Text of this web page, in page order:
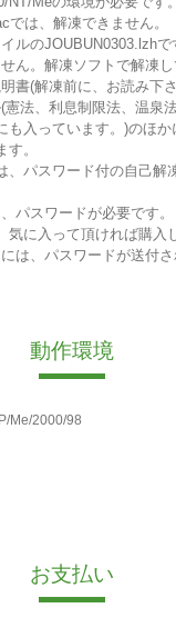
は、解凍できません。
ルのJOUBUN0303.lzhで
ん。解凍ソフトで解凍
書(解凍前に、お読み下
法、利息制限法、温泉
も入っています。)のほか
。
、パスワード付の自己解
パスワードが必要です。
気に入って頂ければ購入
は、パスワードが送付さ
動作環境
Me/2000/98
お支払い